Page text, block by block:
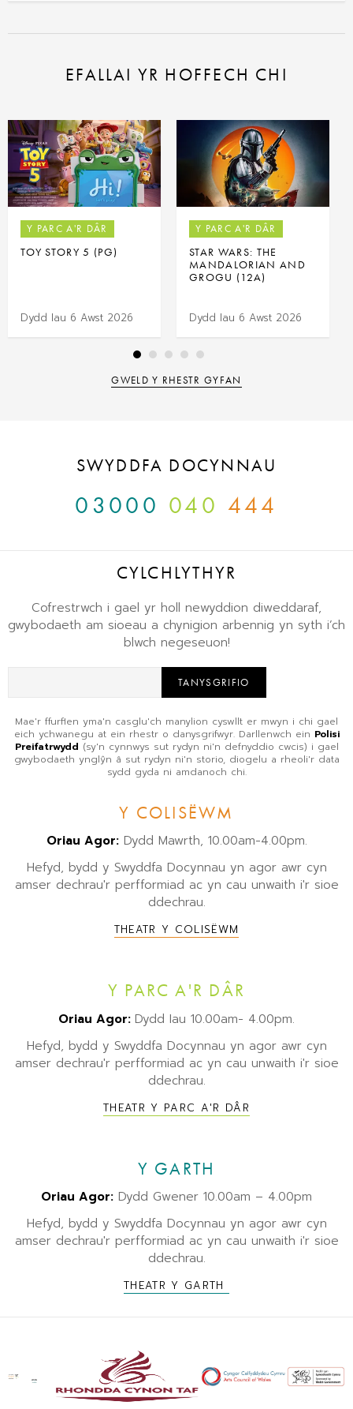
EFALLAI YR HOFFECH CHI
Y PARC A'R DÂR
TOY STORY 5 (PG)
Dydd Iau 6 Awst 2026
Y PARC A'R DÂR
STAR WARS: THE
MANDALORIAN AND
GROGU (12A)
Dydd Iau 6 Awst 2026
GWELD Y RHESTR GYFAN
SWYDDFA DOCYNNAU
03000 040 444
CYLCHLYTHYR
Cofrestrwch i gael yr holl newyddion diweddaraf,
gwybodaeth am sioeau a chynigion arbennig yn syth i’ch
blwch negeseuon!
TANYSGRIFIO
Mae'r ffurflen yma'n casglu'ch manylion cyswllt er mwyn i chi gael
eich ychwanegu at ein rhestr o danysgrifwyr. Darllenwch ein Polisi
Preifatrwydd (sy'n cynnwys sut rydyn ni'n defnyddio cwcis) i gael
gwybodaeth ynglŷn â sut rydyn ni'n storio, diogelu a rheoli'r data
sydd gyda ni amdanoch chi.
Y COLISËWM
Oriau Agor:Dydd Mawrth, 10.00am-4.00pm.
Hefyd, bydd y Swyddfa Docynnau yn agor awr cyn
amser dechrau'r perfformiad ac yn cau unwaith i'r sioe
ddechrau.
THEATR Y COLISËWM
Y PARC A'R DÂR
Oriau Agor: Dydd Iau 10.00am- 4.00pm.
Hefyd, bydd y Swyddfa Docynnau yn agor awr cyn
amser dechrau'r perfformiad ac yn cau unwaith i'r sioe
ddechrau.
THEATR Y PARC A'R DÂR
Y GARTH
Oriau Agor: Dydd Gwener 10.00am – 4.00pm
Hefyd, bydd y Swyddfa Docynnau yn agor awr cyn
amser dechrau'r perfformiad ac yn cau unwaith i'r sioe
ddechrau.
THEATR Y GARTH